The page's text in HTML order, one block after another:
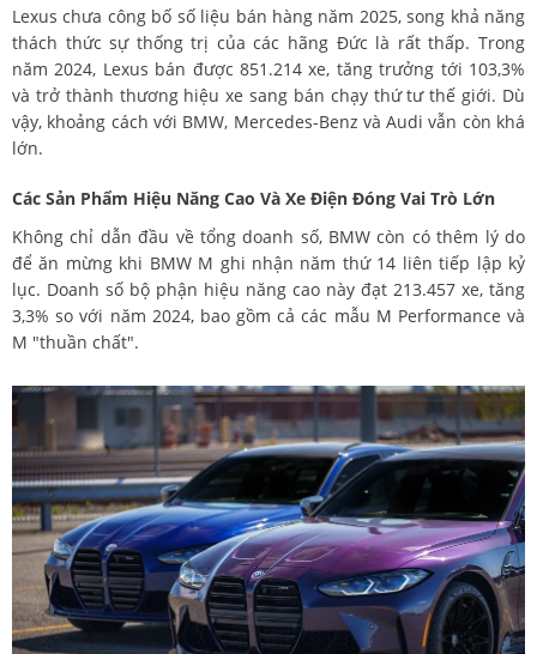
Lexus chưa công bố số liệu bán hàng năm 2025, song khả năng
thách thức sự thống trị của các hãng Đức là rất thấp. Trong
năm 2024, Lexus bán được 851.214 xe, tăng trưởng tới 103,3%
và trở thành thương hiệu xe sang bán chạy thứ tư thế giới. Dù
vậy, khoảng cách với BMW, Mercedes-Benz và Audi vẫn còn khá
lớn.
Các Sản Phẩm Hiệu Năng Cao Và Xe Điện Đóng Vai Trò Lớn
Không chỉ dẫn đầu về tổng doanh số, BMW còn có thêm lý do
để ăn mừng khi BMW M ghi nhận năm thứ 14 liên tiếp lập kỷ
lục. Doanh số bộ phận hiệu năng cao này đạt 213.457 xe, tăng
3,3% so với năm 2024, bao gồm cả các mẫu M Performance và
M "thuần chất".